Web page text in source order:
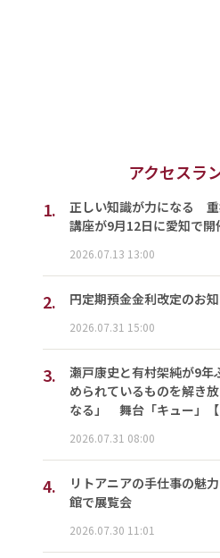
アクセスラ
1.
正しい知識が力になる
講座が9月12日に愛知で開
2026.07.13 13:00
2. 円定期預金金利改定のお
2026.07.31 15:00
3.
瀬戸康史と有村架純が9年
められているものを解き
なる」 舞台「キュー」【
2026.07.31 08:00
4.
リトアニアの手仕事の魅
館で展覧会
2026.07.30 11:01